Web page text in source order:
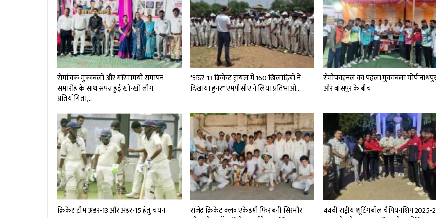
रोमांचक मुकाबलों और गरिमामयी समापन
समारोह के साथ संपन्न हुई खो-खो लीग
प्रतियोगिता,…
*अंडर-13 क्रिकेट ट्रायल में 160 खिलाड़ियों ने
दिखाया हुनर* एमपीसीए ने लिया प्रतिभाओं…
सेमीफाइनल का पहला मुकाबला
ओर बांसपुर के बीच
क्रिकेट टीम अंडर-13 और अंडर-15 हेतु चयन
राजेंद्र क्रिकेट क्लब एकेडमी फिर बनी सिरमौर
44वी राष्ट्रीय शूटिंगबॉल चैंपियनशिप 2025-